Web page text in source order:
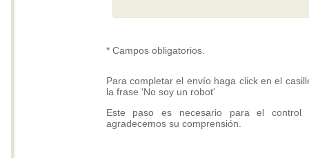
* Campos obligatorios.
Para completar el envío haga click en el
la frase 'No soy un robot'
Este paso es necesario para el control
agradecemos su comprensión.